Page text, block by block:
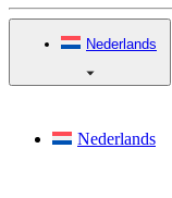
Nederlands
Nederlands